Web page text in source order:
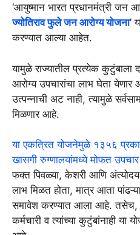
‘आयुष्मान भारत प्रधानमंत्री जन
ज्योतिराव फुले जन आरोग्य योजना’
करण्यात आल्या आहेत.
यामुळे राज्यातील प्रत्येक कुटुंबाला
आरोग्य उपचारांचा लाभ घेता येणार
उत्पन्नाची अट नाही, त्यामुळे
मिळणार आहे.
या एकत्रित योजनेमुळे १३५६
खासगी रुग्णालयांमध्ये मोफत
फक्त पिवळ्या, केशरी आणि अंत्योदय
लाभ मिळत होता, मात्र आता
समावेश करण्यात आला आहे. तसेच,
कर्मचारी व त्यांच्या कुटुंबांनाही